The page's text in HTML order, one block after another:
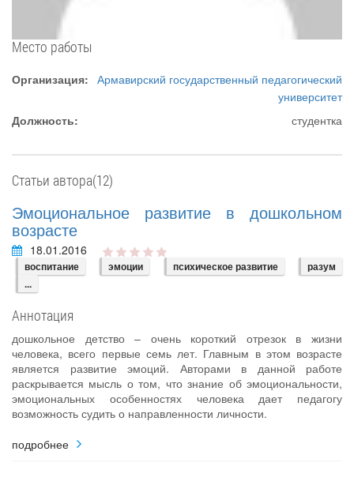
Место работы
Организация: Армавирский государственный педагогический
университет
Должность:
студентка
Статьи автора(12)
Эмоциональное развитие в дошкольном
возрасте
18.01.2016
воспитание эмоции психическое развитие
разум
...
Аннотация
дошкольное детство – очень короткий отрезок в жизни
человека, всего первые семь лет. Главным в этом возрасте
является развитие эмоций. Авторами в данной работе
раскрывается мысль о том, что знание об эмоциональности,
эмоциональных особенностях человека дает педагогу
возможность судить о направленности личности.
подробнее